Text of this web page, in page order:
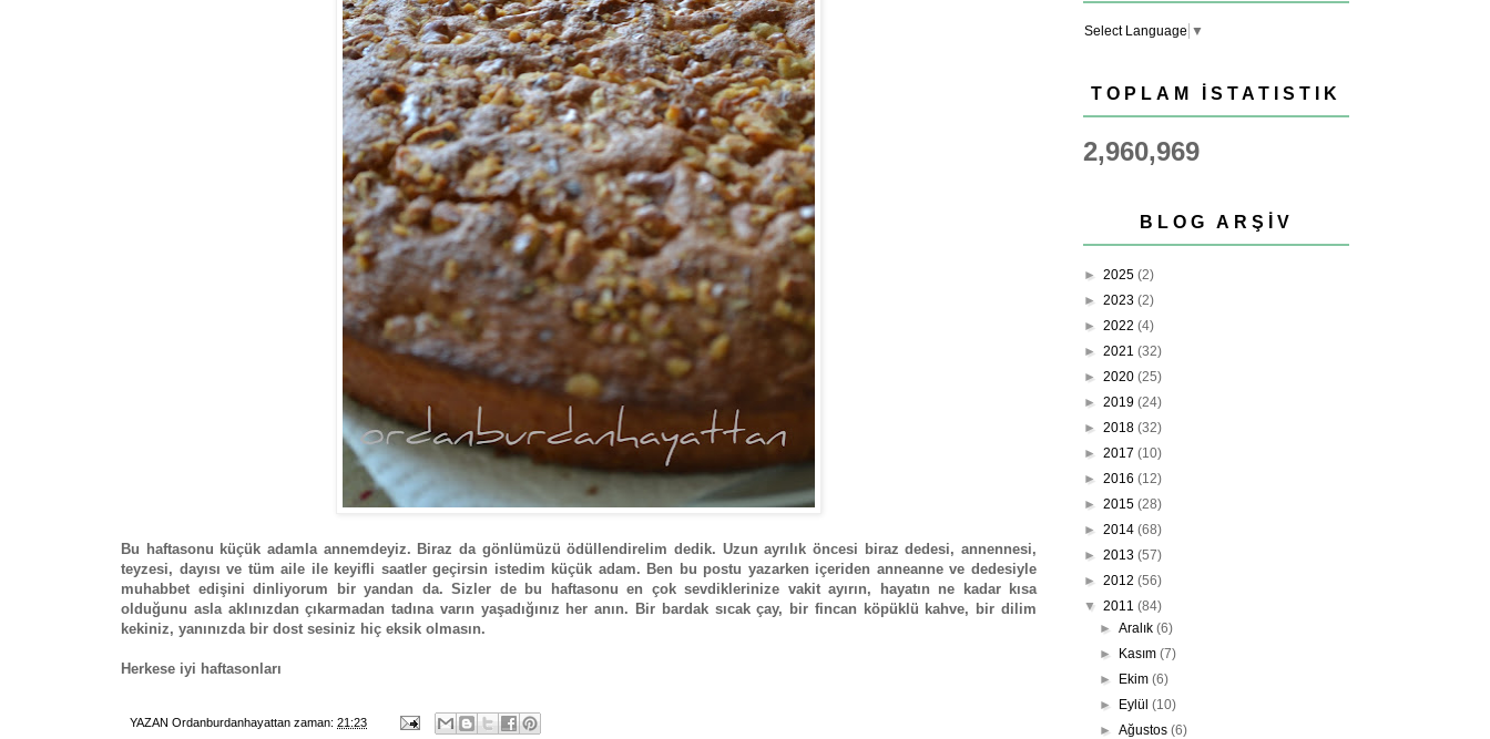
Bu haftasonu küçük adamla annemdeyiz. Biraz da gönlümüzü ödüllendirelim dedik. Uzun ayrılık öncesi biraz dedesi, annennesi,
teyzesi, dayısı ve tüm aile ile keyifli saatler geçirsin istedim küçük adam. Ben bu postu yazarken içeriden anneanne ve dedesiyle
muhabbet edişini dinliyorum bir yandan da. Sizler de bu haftasonu en çok sevdiklerinize vakit ayırın, hayatın ne kadar kısa
olduğunu asla aklınızdan çıkarmadan tadına varın yaşadığınız her anın. Bir bardak sıcak çay, bir fincan köpüklü kahve, bir dilim
kekiniz, yanınızda bir dost sesiniz hiç eksik olmasın.
Herkese iyi haftasonları
YAZAN Ordanburdanhayattan zaman: 21:23
Select Language ▼
TOPLAM İSTATISTIK
2,960,969
BLOG ARŞIV
► 2025 (2)
► 2023 (2)
► 2022 (4)
► 2021 (32)
► 2020 (25)
► 2019 (24)
► 2018 (32)
► 2017 (10)
► 2016 (12)
► 2015 (28)
► 2014 (68)
► 2013 (57)
► 2012 (56)
▼ 2011 (84)
►Aralık(6)
► Kasım(7)
► Ekim(6)
► Eylül(10)
►Ağustos(6)